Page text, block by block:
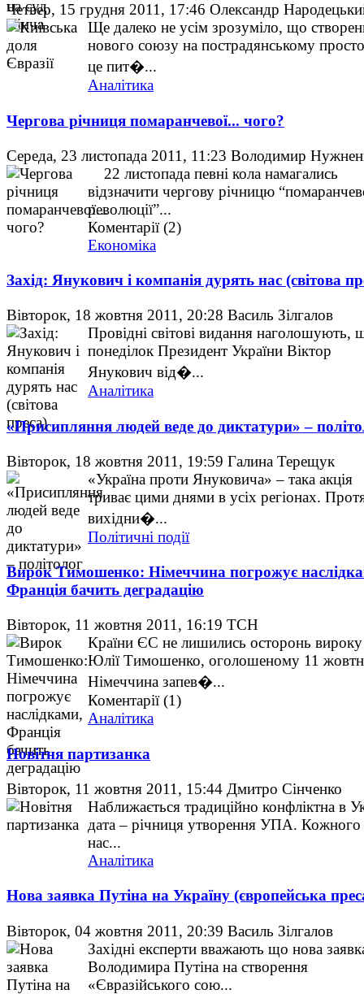
Четвер, 15 грудня 2011, 17:46 Олександр
Ще далеко не усім зрозуміло, що
нового союзу на пострадянському
це пит�...
Аналітика
Чергова річниця помаранчевої... чого?
Середа, 23 листопада 2011, 11:23 Володимир
22 листопада певні кола намагались
відзначити чергову річницю
революції”...
Коментарії (2)
Економіка
Захід: Янукович і компанія дурять нас (світова
Вівторок, 18 жовтня 2011, 20:28 Василь Зілгалов
Провідні світові видання наголошують,
понеділок Президент України Віктор
Янукович від�...
Аналітика
«Присипляння людей веде до диктатури» –
Вівторок, 18 жовтня 2011, 19:59 Галина Терещук
«Україна проти Януковича» – така акція
триває цими днями в усіх регіонах.
вихідни�...
Політичні події
Вирок Тимошенко: Німеччина погрожує
Франція бачить деградацію
Вівторок, 11 жовтня 2011, 16:19 ТСН
Країни ЄС не лишились осторонь вироку
Юлії Тимошенко, оголошеному 11
Німеччина запев�...
Коментарії (1)
Аналітика
Новітня партизанка
Вівторок, 11 жовтня 2011, 15:44 Дмитро Сінченко
Наближається традиційно конфліктна в
дата – річниця утворення УПА.
нас...
Аналітика
Нова заявка Путіна на Україну (європейська
Вівторок, 04 жовтня 2011, 20:39 Василь Зілгалов
Західні експерти вважають що нова
Володимира Путіна на створення
«Євразійського сою...